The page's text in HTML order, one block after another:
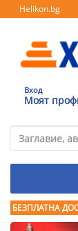
Helikon.bg
Вход
Моят
БЕЗПЛАТНА